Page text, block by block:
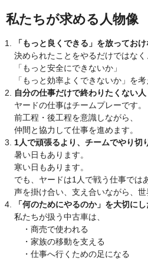
私たちが求める人物像
「もっと良くできる」を放ってお
決められたことをやるだけではなく
「もっと安全にできないか」
「もっと効率よくできないか」を
自分の仕事だけで終わりたくない人
ヤードの仕事はチームプレーです。
前工程・後工程を意識しながら、
仲間と協力して仕事を進めます。
1人で頑張るより、チームでやり切
暑い日もあります。
寒い日もあります。
でも、ヤードは1人で戦う仕事では
声を掛け合い、支え合いながら、世
「何のためにやるのか」を大切に
私たちが扱う中古車は、
・商売で使われる
・家族の移動を支える
・仕事へ行くための足になる